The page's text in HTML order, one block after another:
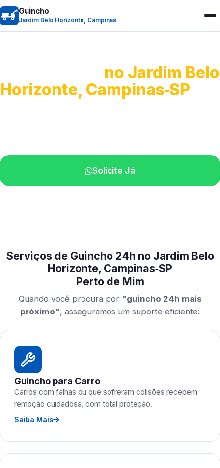
Guincho
Jardim Belo Horizonte, Campinas
no Jardim Belo
Horizonte, Campinas‑SP
Solicite Já
Serviços de Guincho 24h no Jardim Belo
Horizonte, Campinas‑SP
Perto de Mim
Quando você procura por "guincho 24h mais
próximo", asseguramos um suporte eficiente:
Guincho para Carro
Carros com falhas ou que sofreram colisões recebem
remoção cuidadosa, com total proteção.
Saiba Mais